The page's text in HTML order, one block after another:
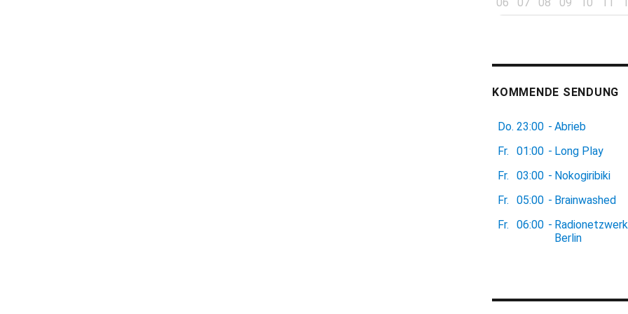
KOMMENDE SENDUNG
Do. 23:00 - Abrieb
Fr.
01:00 - Long Play
Fr.
03:00 - Nokogiribiki
Fr.
05:00 - Brainwashed
Fr.
06:00 - Radionetzwerk
Berlin